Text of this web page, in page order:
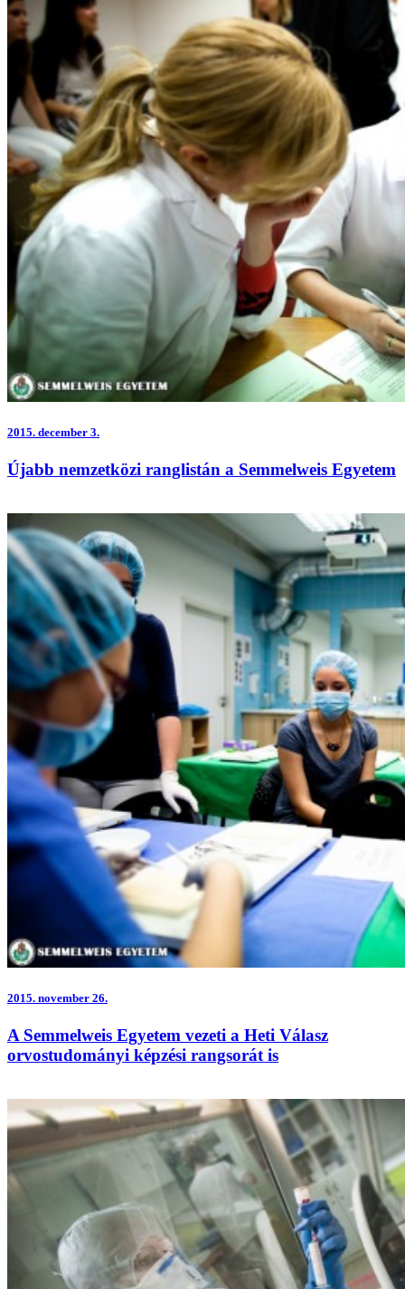
2015. december 3.
Újabb nemzetközi ranglistán a Semmelweis Egyetem
2015. november 26.
A Semmelweis Egyetem vezeti a Heti Válasz
orvostudományi képzési rangsorát is